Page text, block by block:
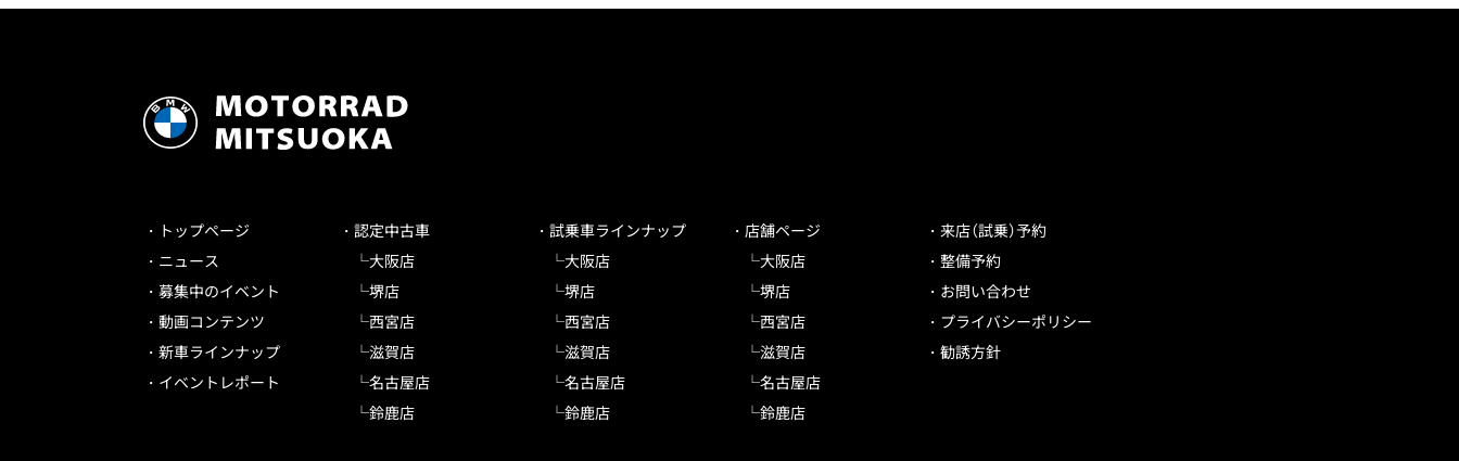
トップページ
ニュース
募集中のイベント
動画コンテンツ
新車ラインナップ
イベントレポート
認定中古車
大阪店
堺店
西宮店
滋賀店
名古屋店
鈴鹿店
試乗車ラインナップ
大阪店
堺店
西宮店
滋賀店
名古屋店
鈴鹿店
店舗ページ
大阪店
堺店
西宮店
滋賀店
名古屋店
鈴鹿店
来店（試乗）予約
整備予約
お問い合わせ
プライバシーポリシー
勧誘方針